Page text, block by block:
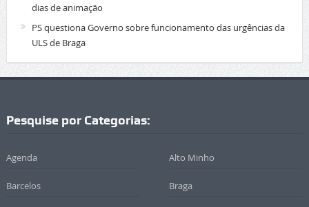
dias de animação
PS questiona Governo sobre funcionamento das urgências da
ULS de Braga
Pesquise por Categorias:
Agenda Alto Minho
Barcelos Braga